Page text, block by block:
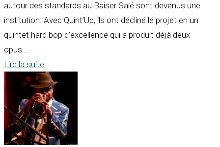
autour des standards au Baiser Salé sont devenus une
institution. Avec Quint’Up, ils ont décliné le projet en un
quintet hard bop d’excellence qui a produit déjà deux
opus....
Lire la suite